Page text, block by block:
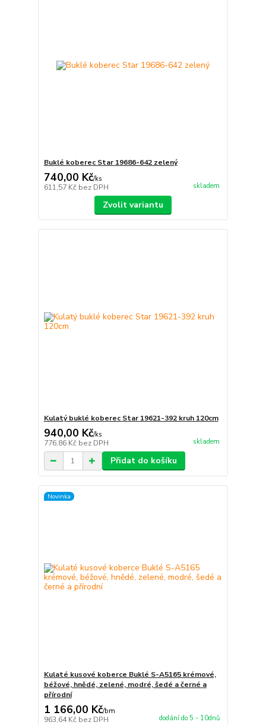
Buklé koberec Star 19686-642 zelený
740,00 Kč/ks
611,57 Kč bez DPH skladem
Zvolit variantu
Kulatý buklé koberec Star 19621-392 kruh 120cm
940,00 Kč/ks
776,86 Kč bez DPH skladem
Přidat do košíku
Novinka
Kulaté kusové koberce Buklé S-A5165 krémové,
béžové, hnědé, zelené, modré, šedé a černé a
přírodní
1 166,00 Kč/bm
963,64 Kč bez DPH dodání do 5 - 10dnů